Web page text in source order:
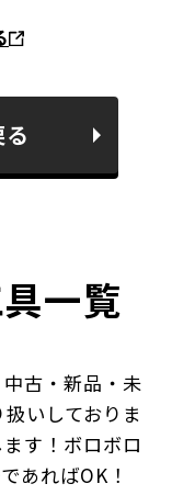
一覧
古・新品・未
いしておりま
す！ボロボロ
あればOK！